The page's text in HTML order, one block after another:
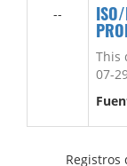
--
This
07-
Registros